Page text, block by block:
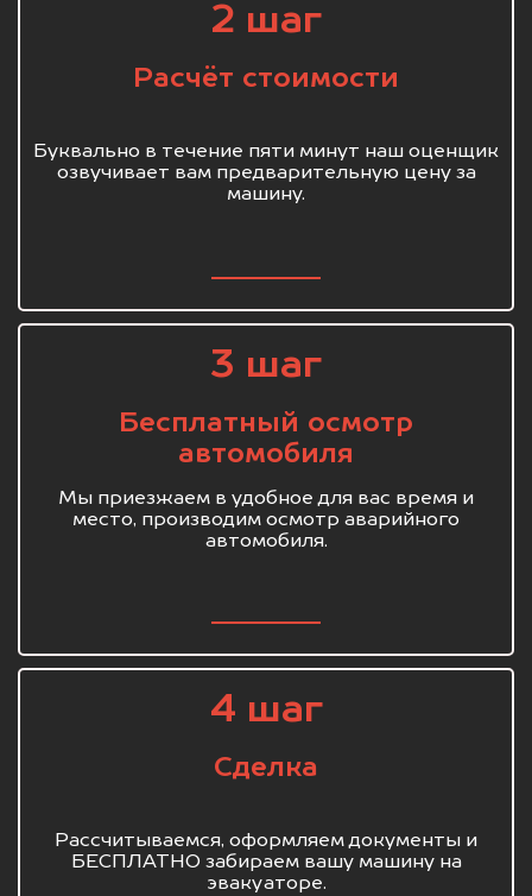
2 шаг
Расчёт стоимости
Буквально в течение пяти минут наш оценщик
озвучивает вам предварительную цену за
машину.
3 шаг
Бесплатный осмотр
автомобиля
Мы приезжаем в удобное для вас время и
место, производим осмотр аварийного
автомобиля.
4 шаг
Сделка
Рассчитываемся, оформляем документы и
БЕСПЛАТНО забираем вашу машину на
эвакуаторе.